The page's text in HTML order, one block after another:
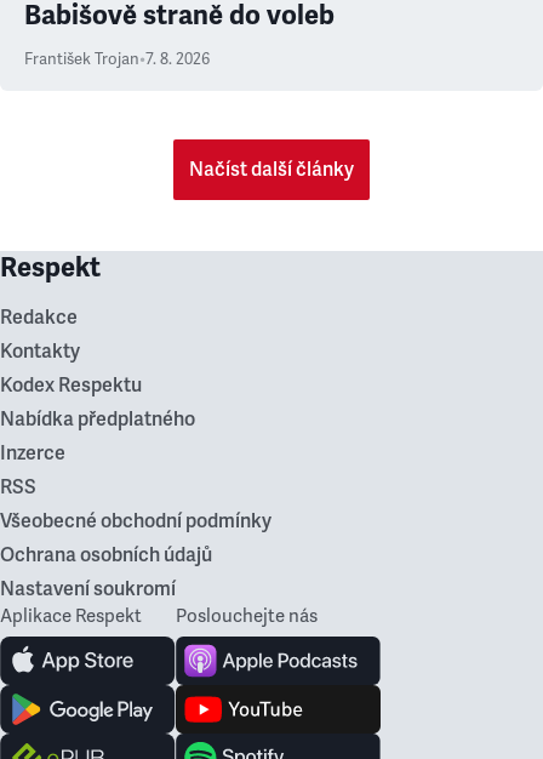
Babišově straně do voleb
František Trojan•7. 8. 2026
Načíst další články
Respekt
Redakce
Kontakty
Kodex Respektu
Nabídka předplatného
Inzerce
RSS
Všeobecné obchodní podmínky
Ochrana osobních údajů
Nastavení soukromí
Aplikace Respekt Poslouchejte nás